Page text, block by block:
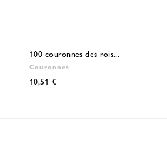
100 couronnes des rois...
Couronnes
10,51 €